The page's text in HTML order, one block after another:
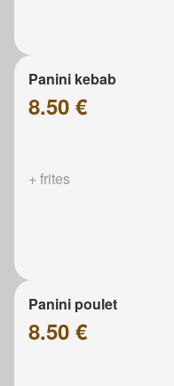
Panini kebab
8.50 €
+ frites
Panini poulet
8.50 €